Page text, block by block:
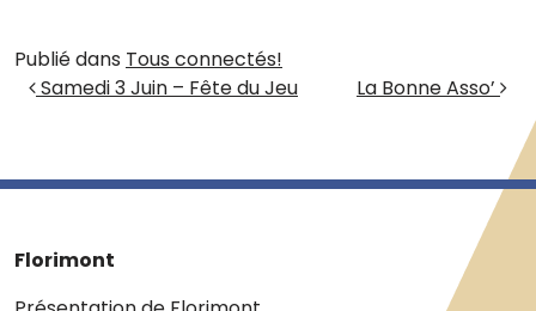
Publié dans Tous connectés!
Navigation des articles
Samedi 3 Juin – Fête du Jeu La Bonne Asso’
Florimont